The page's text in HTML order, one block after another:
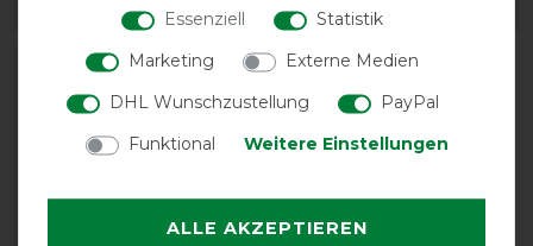
ARTIKEL MERKEN ARTIKEL MERKEN
Essenziell
Statistik
Marketing
Externe Medien
DHL Wunschzustellung
PayPal
Funktional
Weitere Einstellungen
ALLE AKZEPTIEREN